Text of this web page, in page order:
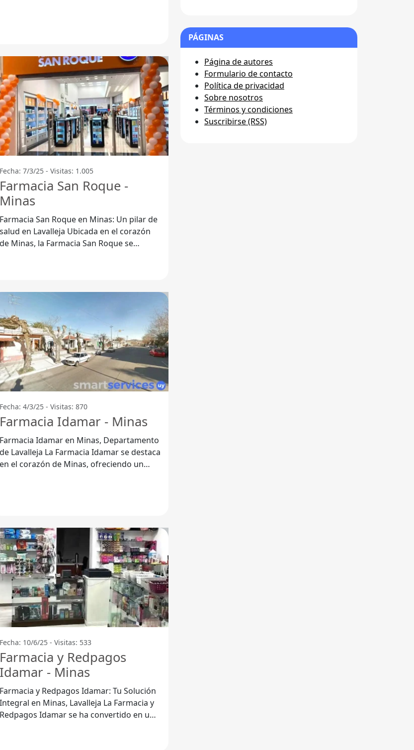
Fecha: 7/3/25 - Visitas: 1.005
Farmacia San Roque -
Minas
Farmacia San Roque en Minas: Un pilar de
salud en Lavalleja Ubicada en el corazón
de Minas, la Farmacia San Roque se
Fecha: 4/3/25 - Visitas: 870
Farmacia Idamar - Minas
Farmacia Idamar en Minas, Departamento
de Lavalleja La Farmacia Idamar se destaca
en el corazón de Minas, ofreciendo un
Fecha: 10/6/25 - Visitas: 533
Farmacia y Redpagos
Idamar - Minas
Farmacia y Redpagos Idamar: Tu Solución
Integral en Minas, Lavalleja La Farmacia y
Redpagos Idamar se ha convertido en un
PÁGINAS
Página de autores
Formulario de contacto
Política de privacidad
Sobre nosotros
Términos y condiciones
Suscribirse (RSS)